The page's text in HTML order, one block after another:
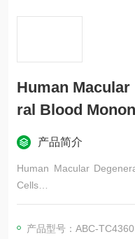
Human
ral Blood
产品简介
Human Macular
Cells
Age-related Macular
产品型号：ABC-TC4360